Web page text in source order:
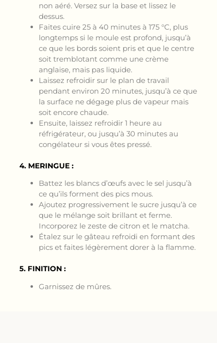
non aéré. Versez sur la base et lissez le
dessus.
Faites cuire 25 à 40 minutes à 175 °C, plus
longtemps si le moule est profond, jusqu’à
ce que les bords soient pris et que le centre
soit tremblotant comme une crème
anglaise, mais pas liquide.
Laissez refroidir sur le plan de travail
pendant environ 20 minutes, jusqu’à ce que
la surface ne dégage plus de vapeur mais
soit encore chaude.
Ensuite, laissez refroidir 1 heure au
réfrigérateur, ou jusqu’à 30 minutes au
congélateur si vous êtes pressé.
4. MERINGUE :
Battez les blancs d’œufs avec le sel jusqu’à
ce qu’ils forment des pics mous.
Ajoutez progressivement le sucre jusqu’à ce
que le mélange soit brillant et ferme.
Incorporez le zeste de citron et le matcha.
Étalez sur le gâteau refroidi en formant des
pics et faites légèrement dorer à la flamme.
5. FINITION :
Garnissez de mûres.